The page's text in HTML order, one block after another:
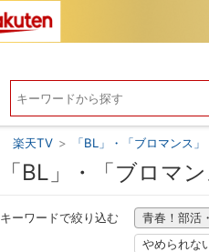
楽天TV > 「BL」・「ブロマンス
「BL」・「ブロマ
キーワードで絞り込む 青春！部活
やめられな